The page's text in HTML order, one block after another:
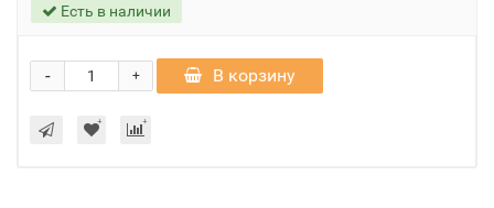
Есть в наличии
+
- В корзину